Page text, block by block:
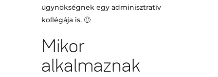
ügynökségnek egy adminisztratív
kollégája is. 🙂
Mikor
alkalmaznak